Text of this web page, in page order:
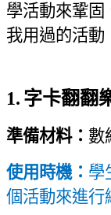
學活動來鞏固
我用過的活動
1. 字卡翻翻
準備材料： 數
使用時機： 學
個活動來進行